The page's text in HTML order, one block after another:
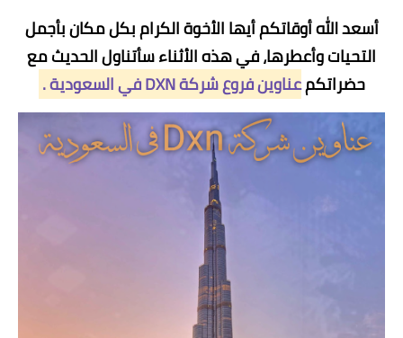
أسعد الله أوقاتكم أيها الأخوة الكرام بكل مكان بأجمل
التحيات وأعطرها، في هذه الأثناء سأتناول الحديث مع
حضراتكمعناوين فروع شركة DXN في السعودية .